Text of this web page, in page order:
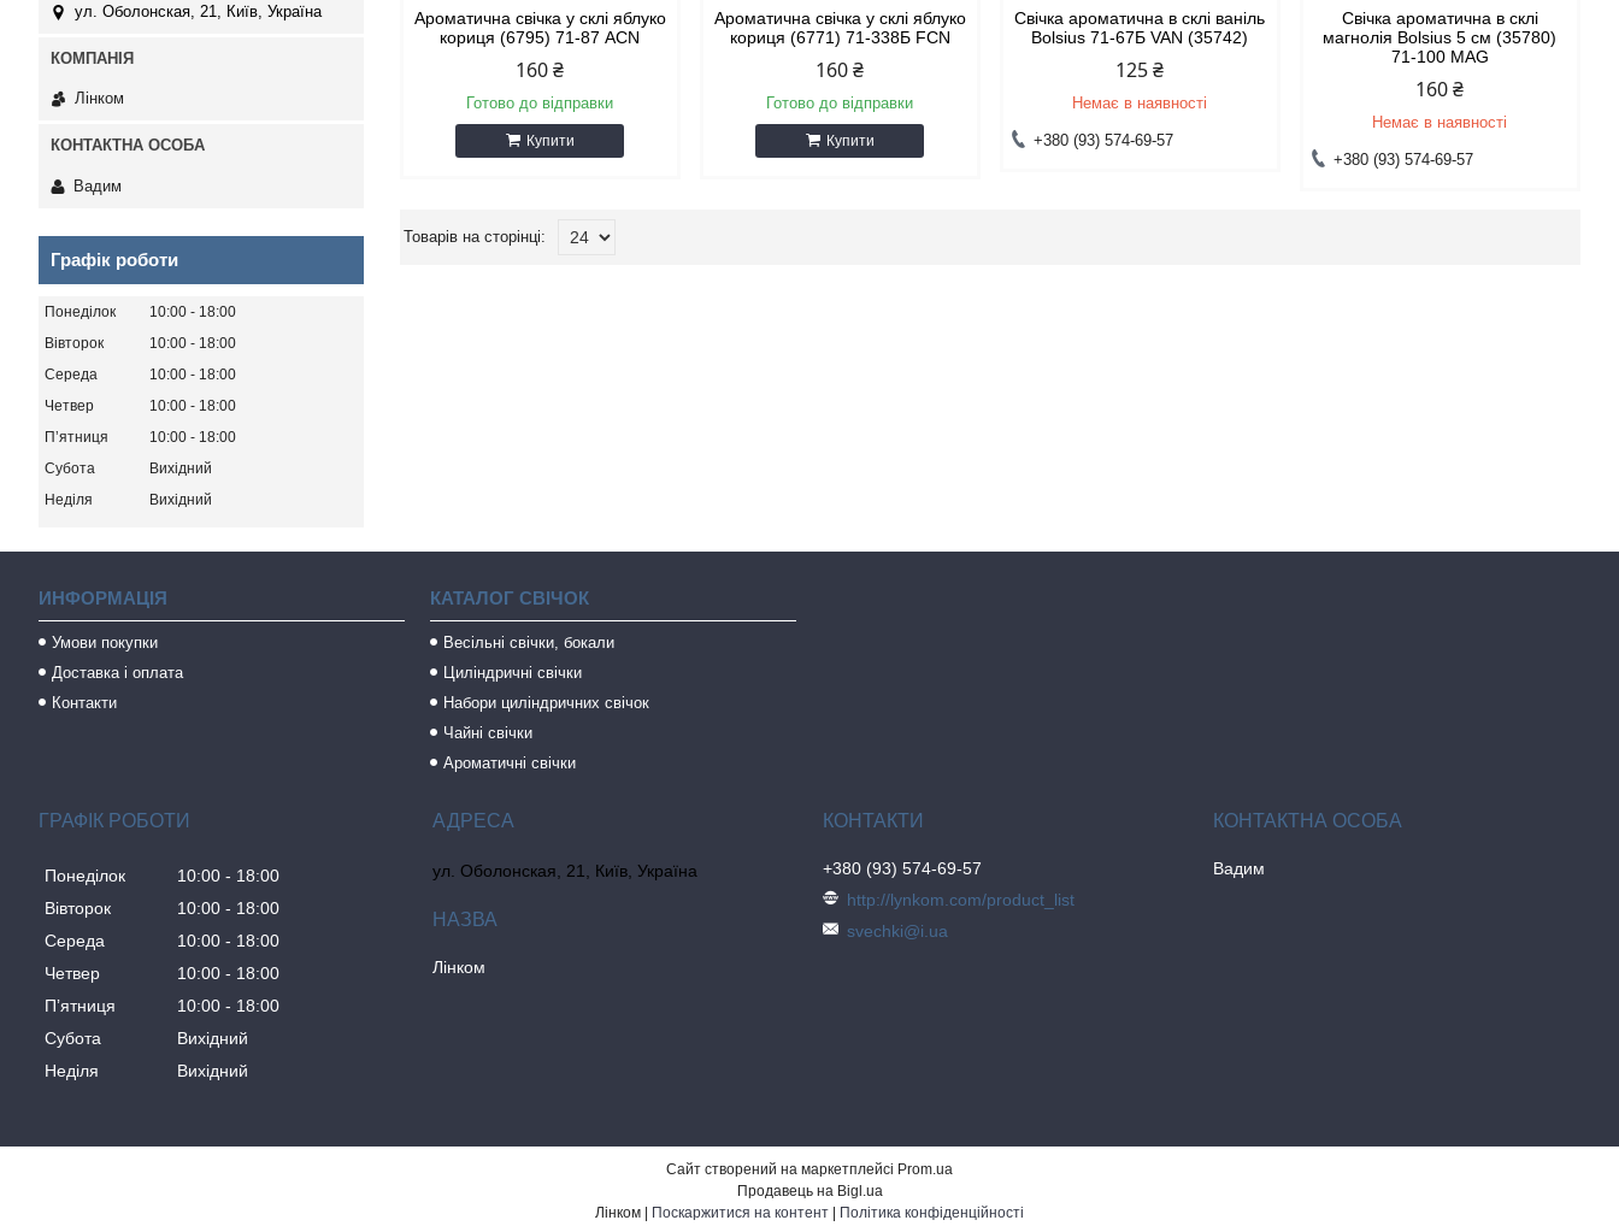
Ароматична свічка у склі яблуко
кориця (6795) 71-87 ACN
160 ₴
Готово до відправки
Купити
Ароматична свічка у склі яблуко
кориця (6771) 71-338Б FCN
160 ₴
Готово до відправки
Купити
Свічка ароматична в склі ваніль
Bolsius 71-67Б VAN (35742)
125 ₴
Немає в наявності
+380 (93) 574-69-57
Свічка ароматична в склі
магнолія Bolsius 5 см (35780)
71-100 MAG
160 ₴
Немає в наявності
+380 (93) 574-69-57
ул. Оболонская, 21, Київ, Україна
Лінком
Вадим
Графік роботи
Понеділок 10:00
18:00
Вівторок
10:00
18:00
Середа
10:00
18:00
Четвер
10:00
18:00
Пʼятниця
10:00
18:00
Субота
Вихідний
Неділя
Вихідний
ИНФОРМАЦІЯ
Умови покупки
Доставка і оплата
Контакти
КАТАЛОГ СВІЧОК
Весільні свічки, бокали
Циліндричні свічки
Набори циліндричних свічок
Чайні свічки
Ароматичні свічки
ГРАФІК РОБОТИ
Понеділок 10:00
18:00
Вівторок
10:00
18:00
Середа
10:00
18:00
Четвер
10:00
18:00
Пʼятниця
10:00
18:00
Субота
Вихідний
Неділя
Вихідний
ул. Оболонская, 21, Київ, Україна
Лінком
+380 (93) 574-69-57
http://lynkom.com/product_list
svechki@i.ua
Вадим
Сайт створений на маркетплейсі Prom.ua
Продавець на Bigl.ua
Лінком | Поскаржитися на контент | Політика конфіденційності